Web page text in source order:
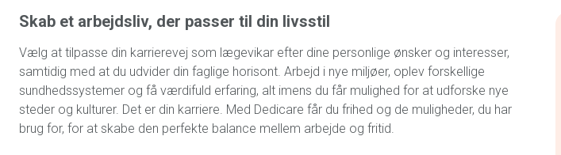
Skab et arbejdsliv, der passer til din livsstil
Vælg at tilpasse din karrierevej som lægevikar efter dine personlige ønsker og interesser,
samtidig med at du udvider din faglige horisont. Arbejd i nye miljøer, oplev forskellige
sundhedssystemer og få værdifuld erfaring, alt imens du får mulighed for at udforske nye
steder og kulturer. Det er din karriere. Med Dedicare får du frihed og de muligheder, du har
brug for, for at skabe den perfekte balance mellem arbejde og fritid.